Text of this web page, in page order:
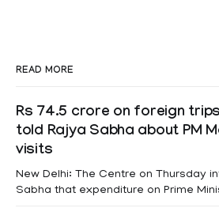
READ MORE
Rs 74.5 crore on foreign
told Rajya Sabha about PM
visits
New Delhi: The Centre on Thursday
Sabha that expenditure on Prime